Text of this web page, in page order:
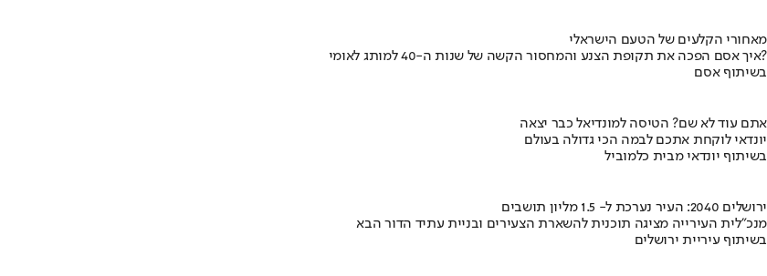
מאחורי הקלעים של הטעם הישראלי
איך אסם הפכה את תקופת הצנע והמחסור הקשה של שנות ה-40 למותג לאומי?
בשיתוף אסם
אתם עוד לא שם? הטיסה למונדיאל כבר יצאה
יונדאי לוקחת אתכם לבמה הכי גדולה בעולם
בשיתוף יונדאי מבית כלמוביל
ירושלים 2040: העיר נערכת ל- 1.5 מליון תושבים
מנכ"לית העירייה מציגה תוכנית להשארת הצעירים ובניית עתיד הדור הבא
בשיתוף עיריית ירושלים